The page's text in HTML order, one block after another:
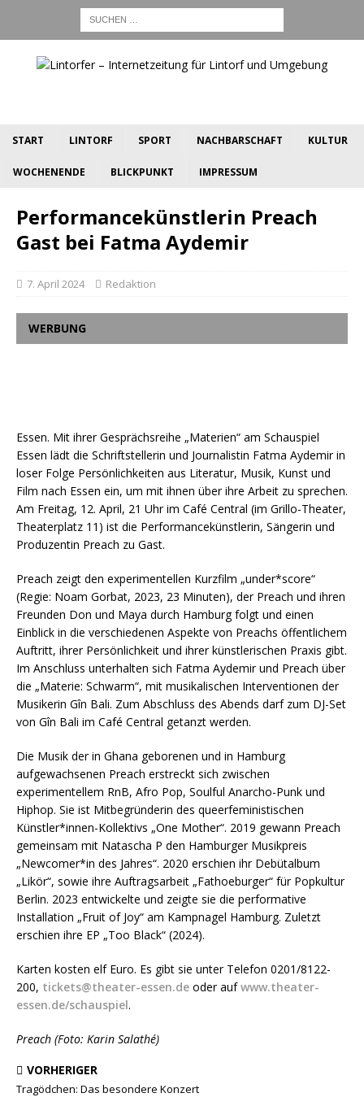
START LINTORF SPORT NACHBARSCHAFT KULTUR
WOCHENENDE BLICKPUNKT IMPRESSUM
Performancekünstlerin Preach
Gast bei Fatma Aydemir
7. April 2024 Redaktion
WERBUNG
Essen. Mit ihrer Gesprächsreihe „Materien“ am Schauspiel
Essen lädt die Schriftstellerin und Journalistin Fatma Aydemir in
loser Folge Persönlichkeiten aus Literatur, Musik, Kunst und
Film nach Essen ein, um mit ihnen über ihre Arbeit zu sprechen.
Am Freitag, 12. April, 21 Uhr im Café Central (im Grillo-Theater,
Theaterplatz 11) ist die Performancekünstlerin, Sängerin und
Produzentin Preach zu Gast.
Preach zeigt den experimentellen Kurzfilm „under*score“
(Regie: Noam Gorbat, 2023, 23 Minuten), der Preach und ihren
Freunden Don und Maya durch Hamburg folgt und einen
Einblick in die verschiedenen Aspekte von Preachs öffentlichem
Auftritt, ihrer Persönlichkeit und ihrer künstlerischen Praxis gibt.
Im Anschluss unterhalten sich Fatma Aydemir und Preach über
die „Materie: Schwarm“, mit musikalischen Interventionen der
Musikerin Gîn Bali. Zum Abschluss des Abends darf zum DJ-Set
von Gîn Bali im Café Central getanzt werden.
Die Musik der in Ghana geborenen und in Hamburg
aufgewachsenen Preach erstreckt sich zwischen
experimentellem RnB, Afro Pop, Soulful Anarcho-Punk und
Hiphop. Sie ist Mitbegründerin des queerfeministischen
Künstler*innen-Kollektivs „One Mother“. 2019 gewann Preach
gemeinsam mit Natascha P den Hamburger Musikpreis
„Newcomer*in des Jahres“. 2020 erschien ihr Debütalbum
„Likör“, sowie ihre Auftragsarbeit „Fathoeburger“ für Popkultur
Berlin. 2023 entwickelte und zeigte sie die performative
Installation „Fruit of Joy“ am Kampnagel Hamburg. Zuletzt
erschien ihre EP „Too Black“ (2024).
Karten kosten elf Euro. Es gibt sie unter Telefon 0201/8122-
200, tickets@theater-essen.de oder aufwww.theater-
essen.de/schauspiel.
Preach (Foto: Karin Salathé)
VORHERIGER
Tragödchen: Das besondere Konzert